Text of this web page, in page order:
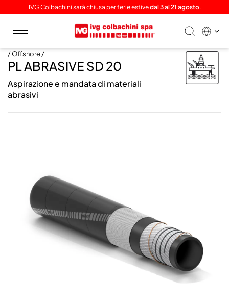
IVG Colbachini sarà chiusa per ferie estivedal 3 al 21 agosto.
Toggle
navigation
/ Offshore /
PL ABRASIVE SD 20
Aspirazione e mandata di materiali
abrasivi